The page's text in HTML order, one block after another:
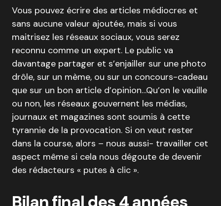
Vous pouvez écrire des articles médiocres et
sans aucune valeur ajoutée, mais si vous
maitrisez les réseaux sociaux, vous serez
reconnu comme un expert. Le public va
davantage partager et s’enjailler sur une photo
drôle, sur un mème, ou sur un concours-cadeau
que sur un bon article d’opinion…Qu’on le veuille
ou non, les réseaux gouvernent les médias,
journaux et magazines sont soumis à cette
tyrannie de la provocation. Si on veut rester
dans la course, alors – nous aussi- travailler cet
aspect même si cela nous dégoute de devenir
des rédacteurs « putes à clic ».